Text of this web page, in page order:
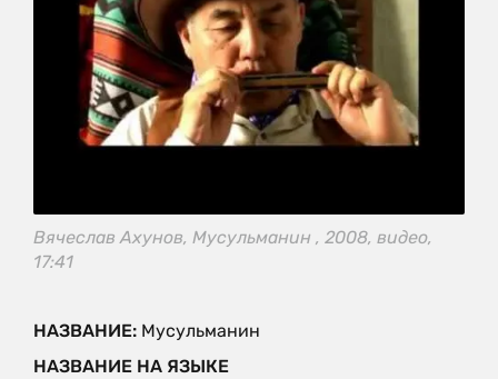
Вячеслав Ахунов, Мусульманин , 2008, видео,
17:41
НАЗВАНИЕ: Мусульманин
НАЗВАНИЕ НА ЯЗЫКЕ